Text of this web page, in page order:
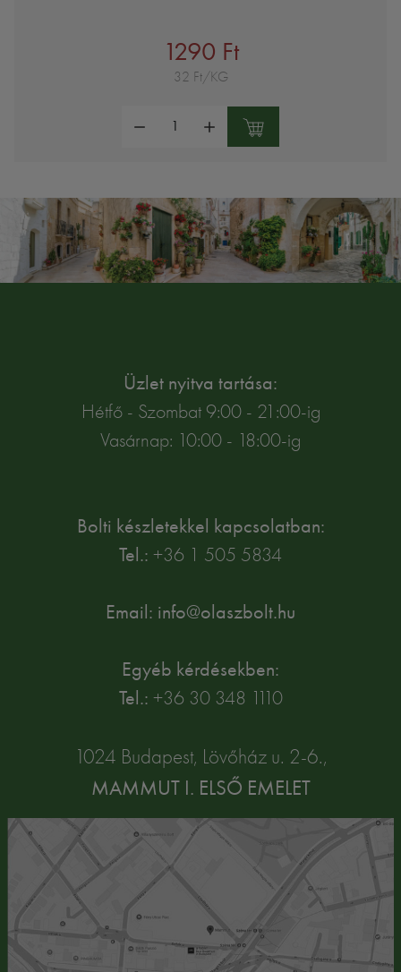
1290 Ft
32 Ft/KG
Üzlet nyitva tartása:
Hétfő - Szombat 9:00 - 21:00-ig
Vasárnap: 10:00 - 18:00-ig
Bolti készletekkel kapcsolatban:
Tel.: +36 1 505 5834
Email: info@olaszbolt.hu
Egyéb kérdésekben:
Tel.: +36 30 348 1110
1024 Budapest, Lövőház u. 2-6.,
MAMMUT I. ELSŐ EMELET